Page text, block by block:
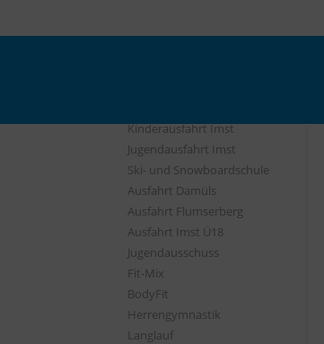
Kinderausfahrt Imst
Jugendausfahrt Imst
Ski- und Snowboardschule
Ausfahrt Damüls
Ausfahrt Flumserberg
Ausfahrt Imst Ü18
Jugendausschuss
Fit-Mix
BodyFit
Herrengymnastik
Langlauf